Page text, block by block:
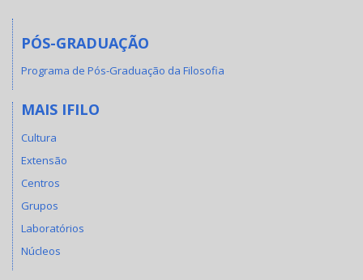
PÓS-GRADUAÇÃO
Programa de Pós-Graduação da Filosofia
MAIS IFILO
Cultura
Extensão
Centros
Grupos
Laboratórios
Núcleos